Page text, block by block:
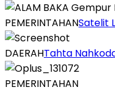
PEMERINTAHANSatelit
DAERAHTahta
PEMERINTAHAN